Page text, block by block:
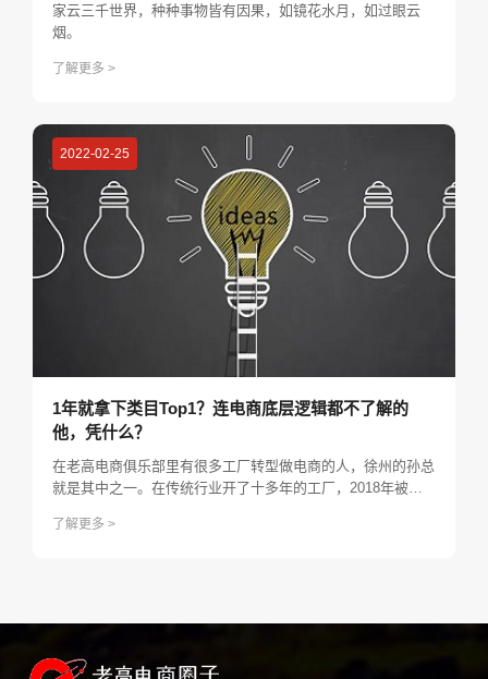
家云三千世界，种种事物皆有因果，如镜花水月，如过眼云
烟。
了解更多 >
2022-02-25
1年就拿下类目Top1？连电商底层逻辑都不了解的
他，凭什么？
在老高电商俱乐部里有很多工厂转型做电商的人，徐州的孙总
就是其中之一。在传统行业开了十多年的工厂，2018年被迫
个人通透了很多，于是决定2022年在上海设立一个办公点，
了解更多 >